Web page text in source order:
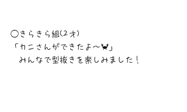
◯きらきら組(2才)
「カニさんができたよ〜🦀」
みんなで型抜きを楽しみました！